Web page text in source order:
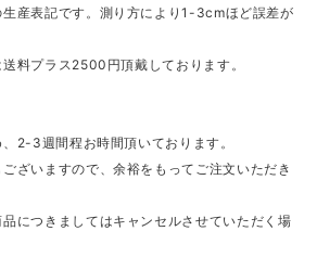
生産表記です。測り方により1-3cmほど誤差が
料プラス2500円頂戴しております。
2-3週間程お時間頂いております。
ざいますので、余裕をもってご注文いただき
につきましてはキャンセルさせていただく場